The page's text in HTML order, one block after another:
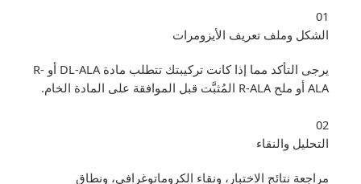
الشكل وملف تعريف الأيزومرات
يرجى التأكد مما إذا كانت تركيبتك تتطلب مادة DL-ALA أو R-
ALA أو ملح R-ALA المُثبَّت قبل الموافقة على المادة الخام.
التحليل والنقاء
مراجعة نتائج الاختبار، ونقاء الكروماتوغرافي، ونطاق